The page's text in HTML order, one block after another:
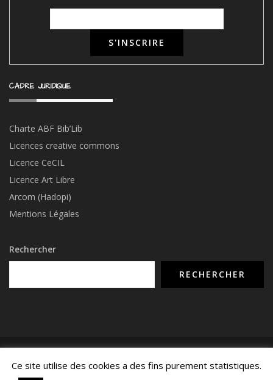
CADRE JURIDIQUE
Charte ABF Bib’Lib
Licences creative commons
Licence CeCIL
Licence Art Libre
Arcom (Hadopi)
Mentions Légales
Rechercher
RECHERCHER
© COPYRIGHT 2015 - 2026 - NUMERIMIX.FR
- TOUS DROITS RÉSERVÉS -
POLITIQUE DE CONFIDENTIALITÉ
Ce site utilise des cookies a des fins purement statistiques.